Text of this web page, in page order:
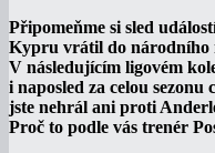
Připomeňme si sled
Kypru vrátil do národního
V následujícím ligovém
i naposled za celou sezonu
jste nehrál ani proti
Proč to podle vás trenér